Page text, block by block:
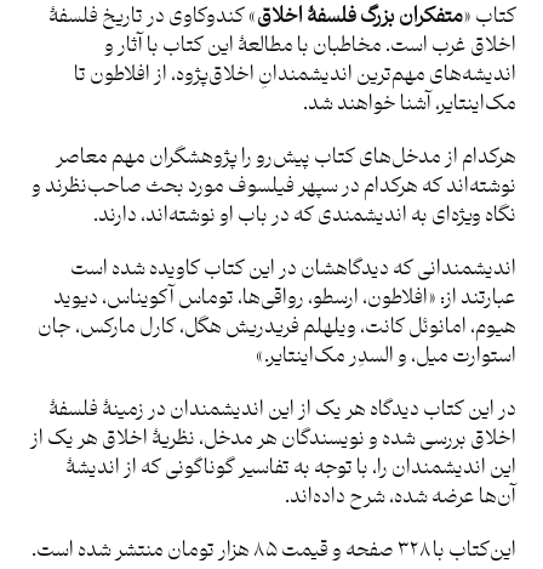
کتاب «متفکران بزرگ فلسفۀ اخلاق» کندوکاوی در تاریخ فلسفۀ
اخلاق غرب است. مخاطبان با مطالعۀ این کتاب با آثار و
اندیشه‌های مهم‌ترین اندیشمندانِ اخلاق‌پژوه، از افلاطون تا
مک‌اینتایر، آشنا خواهند شد.
هرکدام از مدخل‌های کتاب پیش‌رو را پژوهشگران مهم معاصر
نوشته‌اند که هرکدام در سپهر فیلسوف مورد بحث صاحب‌نظرند و
نگاه ویژه‌ای به اندیشمندی که در باب او نوشته‌اند، دارند.
اندیشمندانی که دیدگاهشان در این‌ کتاب کاویده شده است
عبارتند از: «افلاطون، ارسطو، رواقی‌ها، توماس آکویناس، دیوید
هیوم، امانوئل کانت، ویلهلم فریدریش هگل، کارل مارکس، جان
استوارت میل، و السدِر مک‌اینتایر.»
در این کتاب دیدگاه هر یک از این اندیشمندان در زمینۀ فلسفۀ
اخلاق بررسی شده و نویسندگان هر مدخل، نظریۀ اخلاق هر یک از
این اندیشمندان را، با توجه به تفاسیر گوناگونی که از اندیشۀ
آن‌ها عرضه شده، شرح داده‌اند.
این‌کتاب با ۳۲۸ صفحه و قیمت ۸۵ هزار تومان منتشر شده است.